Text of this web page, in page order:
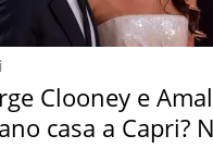
Clooney e Amal
casa a Capri?